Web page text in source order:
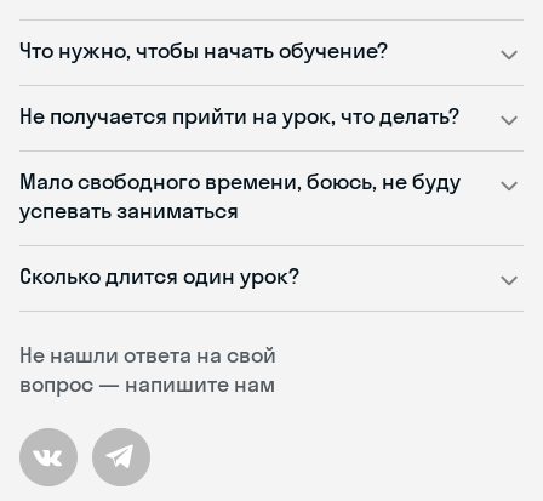
Не нашли ответа на свой
вопрос — напишите нам
Что нужно, чтобы начать обучение?
Не получается прийти на урок, что делать?
Мало свободного времени, боюсь, не буду
успевать заниматься
Сколько длится один урок?